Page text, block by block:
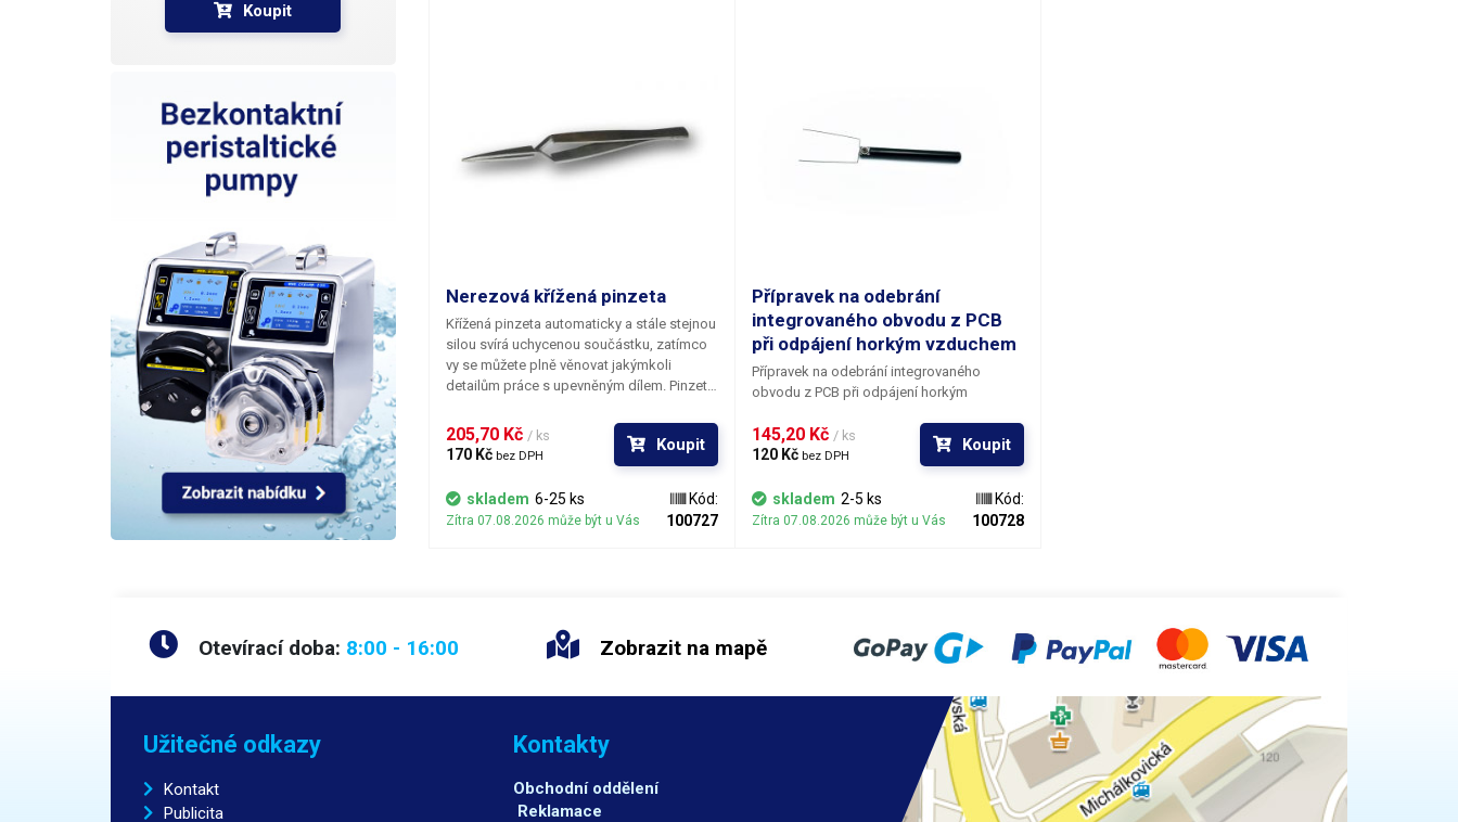
Koupit
Nerezová křížená pinzeta
Křížená pinzeta automaticky a stále stejnou
silou svírá uchycenou součástku, zatímco
vy se můžete plně věnovat jakýmkoli
detailům práce s upevněným dílem. Pinzetu
součástku; maximální velikost - mezera
mezi plně roztaženými hroty pinzety je 16
mm. Materiál je antikorozivní a
antimagnetický.
205,70 Kč / ks
170 Kč bez DPH
Koupit
skladem 6-25 ks
Zítra 07.08.2026 může být u Vás
Kód:
100727
Přípravek na odebrání
integrovaného obvodu z PCB
při odpájení horkým vzduchem
Přípravek na odebrání integrovaného
obvodu z PCB při odpájení horkým
145,20 Kč / ks
120 Kč bez DPH
Koupit
skladem 2-5 ks
Zítra 07.08.2026 může být u Vás
Kód:
100728
Otevírací doba: 8:00 - 16:00 Zobrazit na mapě
Užitečné odkazy
Kontakt
Publicita
Kontakty
Obchodní oddělení
Reklamace